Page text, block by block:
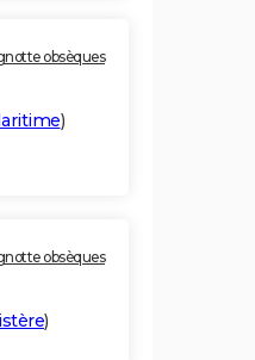
obsèques
)
obsèques
)